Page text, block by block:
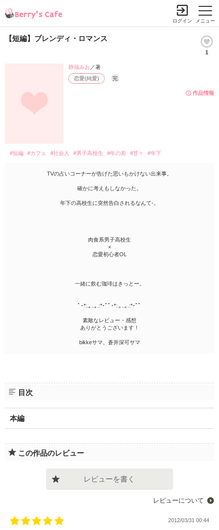
メニュー
ログイン
【短編】ブレンディ・ロマンス
1
作品情報
恋愛(純愛) 完
静哉みお ／著
#短編 #カフェ #社会人 #男子高校生 #年の差 #甘々 #年下
TVの占いコーナーが告げた思いもかけない出来事。
確かに考えもしなかった。
年下の高校生に突然告白されるなんて-。
肉食系男子高校生
×
恋愛初心者OL
一緒に飲む珈琲はきっとー。
ﾟ･*:.｡..｡.:*･ﾟﾟ･*:.｡..｡.:*･ﾟﾟ
素敵なレビュー・感想
ありがとうございます！
bikkeサマ、蒼井深可サマ
目次
本編
この作品のレビュー
レビューを書く
レビューについて
2012/03/31 00:44